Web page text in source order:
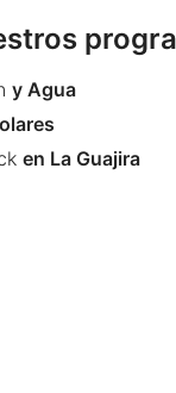
y Agua
en La Guajira